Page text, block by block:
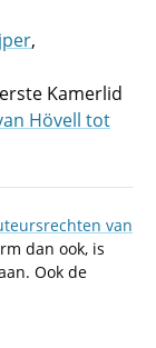
,
Kamerlid
Hövell tot
van
dan ook, is
Ook de